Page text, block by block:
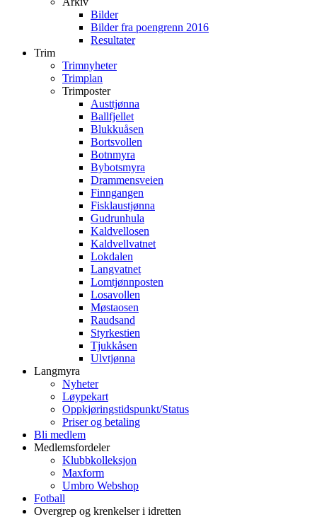
Bilder
Bilder fra poengrenn 2016
Resultater
Trim
Trimnyheter
Trimplan
Trimposter
Austtjønna
Ballfjellet
Blukkuåsen
Bortsvollen
Botnmyra
Bybotsmyra
Drammensveien
Finngangen
Fisklaustjønna
Gudrunhula
Kaldvellosen
Kaldvellvatnet
Lokdalen
Langvatnet
Lomtjønnposten
Losavollen
Møstaosen
Raudsand
Styrkestien
Tjukkåsen
Ulvtjønna
Langmyra
Nyheter
Løypekart
Oppkjøringstidspunkt/Status
Priser og betaling
Bli medlem
Medlemsfordeler
Klubbkolleksjon
Maxform
Umbro Webshop
Fotball
Overgrep og krenkelser i idretten